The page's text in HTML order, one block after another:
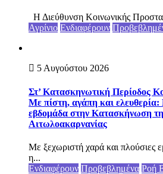
Η Διεύθυνση Κοινωνικής
Αγρίνιο Ενδιαφέρουν
5 Αυγούστου 2026
Στ’ Κατασκηνωτική Περίοδος
Με πίστη, αγάπη και
εβδομάδα στην Κατασκήνωση
Αιτωλοακαρνανίας
Με ξεχωριστή χαρά και πλούσιες
η...
Ενδιαφέρουν Προβεβλημένα Ροή